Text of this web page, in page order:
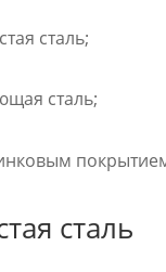
сталь;
сталь;
сталь